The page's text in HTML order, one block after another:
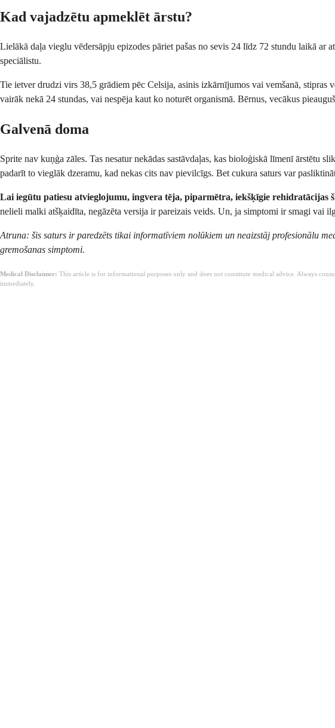
Kad vajadzētu apmeklēt ārstu?
Lielākā daļa vieglu vēdersāpju epizodes pāriet pašas no sevis 24 līdz 72 stundu laikā
speciālistu.
Tie ietver drudzi virs 38,5 grādiem pēc Celsija, asinis izkārnījumos vai vemšanā, stipras
vairāk nekā 24 stundas, vai nespēja kaut ko noturēt organismā. Bērnus, vecākus
Galvenā doma
Sprite nav kuņģa zāles. Tas nesatur nekādas sastāvdaļas, kas bioloģiskā līmenī ārstētu
padarīt to vieglāk dzeramu, kad nekas cits nav pievilcīgs. Bet cukura saturs var
Lai iegūtu patiesu atvieglojumu, ingvera tēja, piparmētra, iekšķīgie rehidratācijas
nelieli malki atšķaidīta, negāzēta versija ir pareizais veids. Un, ja simptomi ir smagi vai
Atruna: šis saturs ir paredzēts tikai informatīviem nolūkiem un neaizstāj profesionālu
gremošanas simptomi.
Medical Disclaimer: This article is for informational purposes only and does not constitute medical advice. Always
immediately.